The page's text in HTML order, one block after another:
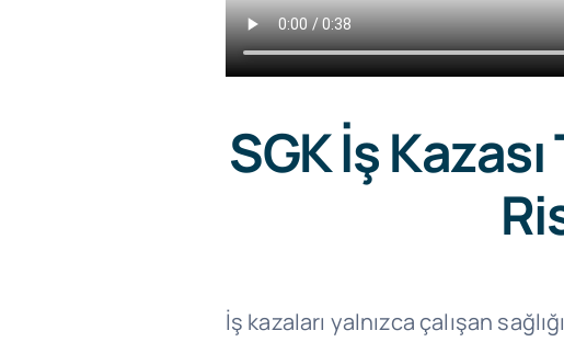
SGK İş
İş kazaları yalnızca çalışan